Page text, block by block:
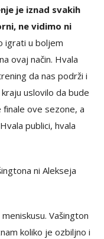
je iznad svakih
ne vidimo ni
igrati u boljem
ovaj način. Hvala
da nas podrži i
uslovilo da bude
ove sezone, a
publici, hvala
ni Alekseja
Vašington
koliko je ozbiljno i